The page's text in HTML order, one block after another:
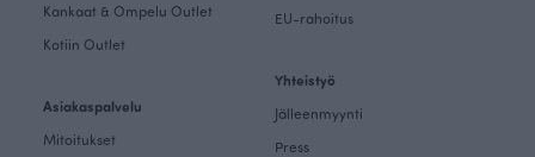
Kankaat & Ompelu Outlet
Kotiin Outlet
Asiakaspalvelu
Mitoitukset
EU-rahoitus
Yhteistyö
Jälleenmyynti
Press